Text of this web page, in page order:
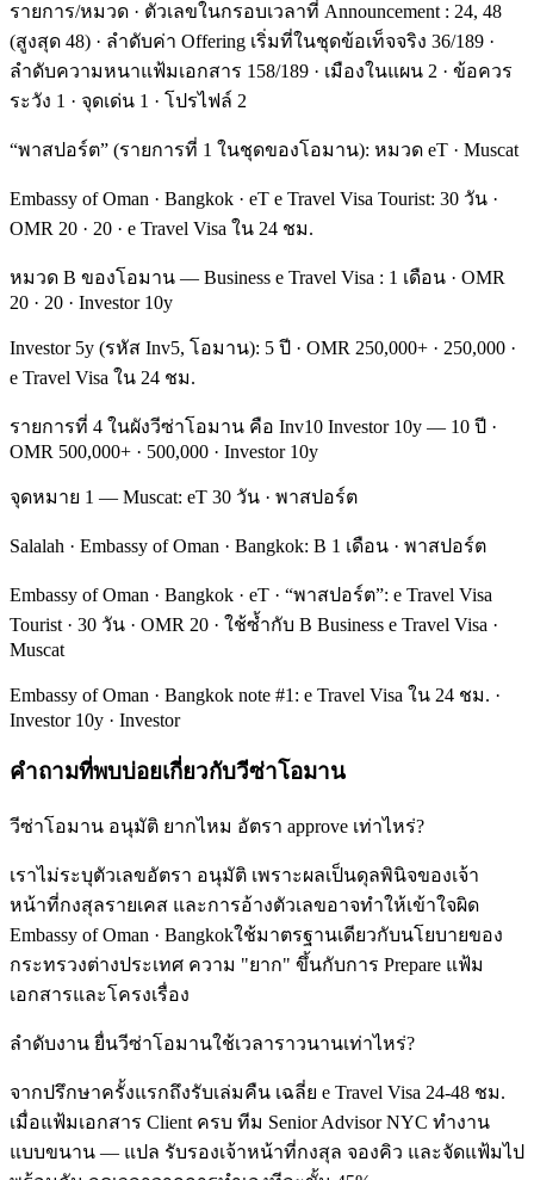
รายการ/หมวด · ตัวเลขในกรอบเวลาที่ Announcement : 24, 48
(สูงสุด 48) · ลำดับค่า Offering เริ่มที่ในชุดข้อเท็จจริง 36/189 ·
ลำดับความหนาแฟ้มเอกสาร 158/189 · เมืองในแผน 2 · ข้อควร
ระวัง 1 · จุดเด่น 1 · โปรไฟล์ 2
“พาสปอร์ต” (รายการที่ 1 ในชุดของโอมาน): หมวด eT · Muscat
Embassy of Oman · Bangkok · eT e Travel Visa Tourist: 30 วัน ·
OMR 20 · 20 · e Travel Visa ใน 24 ชม.
หมวด B ของโอมาน — Business e Travel Visa : 1 เดือน · OMR
20 · 20 · Investor 10y
Investor 5y (รหัส Inv5, โอมาน): 5 ปี · OMR 250,000+ · 250,000 ·
e Travel Visa ใน 24 ชม.
รายการที่ 4 ในผังวีซ่าโอมาน คือ Inv10 Investor 10y — 10 ปี ·
OMR 500,000+ · 500,000 · Investor 10y
จุดหมาย 1 — Muscat: eT 30 วัน · พาสปอร์ต
Salalah · Embassy of Oman · Bangkok: B 1 เดือน · พาสปอร์ต
Embassy of Oman · Bangkok · eT · “พาสปอร์ต”: e Travel Visa
Tourist · 30 วัน · OMR 20 · ใช้ซ้ำกับ B Business e Travel Visa ·
Muscat
Embassy of Oman · Bangkok note #1: e Travel Visa ใน 24 ชม. ·
Investor 10y · Investor
คำถามที่พบบ่อยเกี่ยวกับวีซ่าโอมาน
วีซ่าโอมาน อนุมัติ ยากไหม อัตรา approve เท่าไหร่?
เราไม่ระบุตัวเลขอัตรา อนุมัติ เพราะผลเป็นดุลพินิจของเจ้า
หน้าที่กงสุลรายเคส และการอ้างตัวเลขอาจทำให้เข้าใจผิด
Embassy of Oman · Bangkokใช้มาตรฐานเดียวกับนโยบายของ
กระทรวงต่างประเทศ ความ "ยาก" ขึ้นกับการ Prepare แฟ้ม
เอกสารและโครงเรื่อง
ลำดับงาน ยื่นวีซ่าโอมานใช้เวลาราวนานเท่าไหร่?
จากปรึกษาครั้งแรกถึงรับเล่มคืน เฉลี่ย e Travel Visa 24-48 ชม.
เมื่อแฟ้มเอกสาร Client ครบ ทีม Senior Advisor NYC ทำงาน
แบบขนาน — แปล รับรองเจ้าหน้าที่กงสุล จองคิว และจัดแฟ้มไป